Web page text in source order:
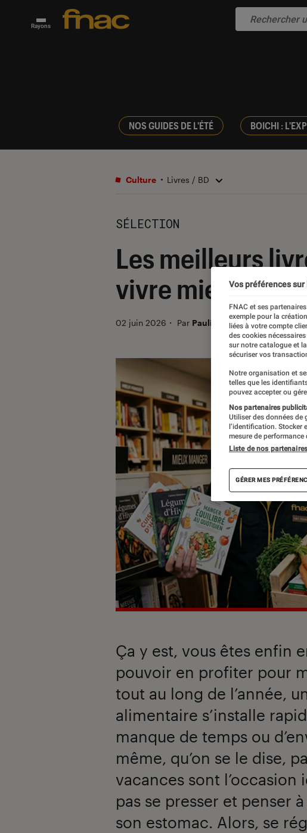
Rayons
NOS GUIDES DE L'ÉTÉ BOICHI :
Culture Livres / BD
SÉLECTION
Les meilleurs
vivre mieux
02 juin 2026 ・ Par Pauline Licata
Ça y est, vous êtes enfin
pouvoir en profiter pour
tout au long de l’année,
alimentaire s’installe
manque de temps ou
même, qu’on se le dise,
vacances sont l’occasion
pas se presser et penser
son estomac. Alors, se
Vos préférences sur
FNAC et ses
exemple pour la
liées à votre compte
des cookies
sur notre catalogue et
sécuriser vos
Notre organisation et
telles que les
pouvez accepter ou
Nos partenaires
Utiliser des données de
l’identification.
mesure de performance
Liste de nos
GÉRER MES